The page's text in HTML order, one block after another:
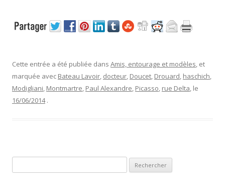
Cette entrée a été publiée dans Amis, entourage et modèles, et
marquée avec Bateau Lavoir, docteur, Doucet, Drouard, haschich,
Modigliani, Montmartre, Paul Alexandre, Picasso, rue Delta, le
16/06/2014 .
e